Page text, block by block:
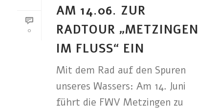
0
AM 14.06. ZUR
RADTOUR „METZINGEN
IM FLUSS“ EIN
Mit dem Rad auf den Spuren
unseres Wassers: Am 14. Juni
führt die FWV Metzingen zu